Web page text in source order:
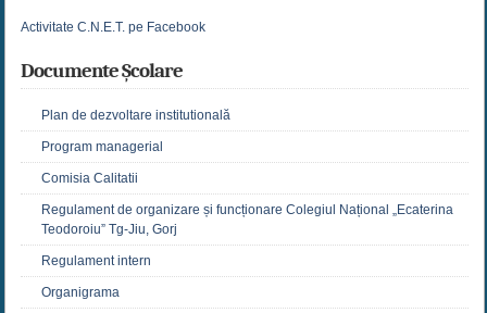
Activitate C.N.E.T. pe Facebook
Documente Școlare
Plan de dezvoltare institutională
Program managerial
Comisia Calitatii
Regulament de organizare și funcționare Colegiul Național „Ecaterina
Teodoroiu” Tg-Jiu, Gorj
Regulament intern
Organigrama